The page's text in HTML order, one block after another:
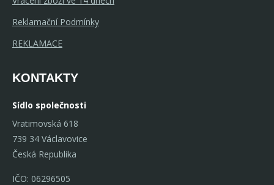
Reklamační Podmínky
REKLAMACE
KONTAKTY
Sídlo společnosti
Vratimovská 618
739 34 Václavovice
Česká Republika
IČO: 06296505